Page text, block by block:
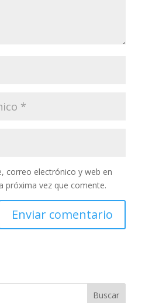
correo electrónico y web en
próxima vez que comente.